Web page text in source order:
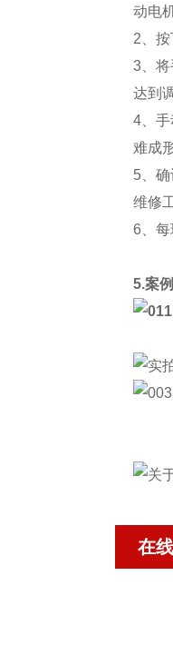
动电
2、
3、
达到
4、
难成
5、
维修
6、
5.案
在